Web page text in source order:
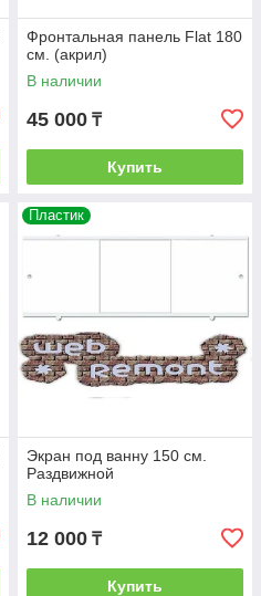
Фронтальная панель Flat 180
см. (акрил)
В наличии
45 000 ₸
Купить
Пластик
Экран под ванну 150 см.
Раздвижной
В наличии
12 000 ₸
Купить